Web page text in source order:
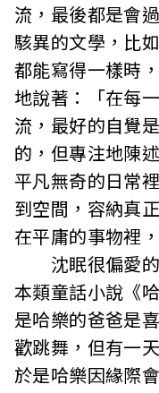
流，最後都是會
駭異的文學，比
都能寫得一樣時
地說著：「在每
流，最好的自覺
的，但專注地陳
平凡無奇的日常
到空間，容納真
在平庸的事物裡
沈眠很偏愛的
本類童話小說《
是哈樂的爸爸是
歡跳舞，但有一
於是哈樂因緣際